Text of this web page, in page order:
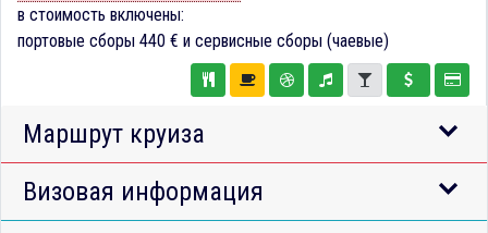
в стоимость включены:
портовые сборы 440 € и сервисные сборы (чаевые)
Маршрут круиза
Визовая информация